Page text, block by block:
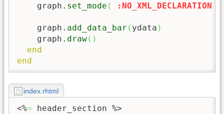
    graph.
set_mode ( :NO_XML_DECLARATION
    graph.
add_data_bar ( ydata )
    graph.
draw( )
end
end
index.rhtml
<%= header_section %>